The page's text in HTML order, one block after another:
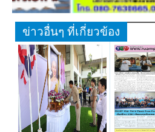
ข่าวอื่นๆ ที่เกี่ยวข้อง